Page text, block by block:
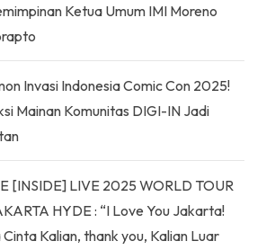
Ketua Umum IMI Moreno
Invasi Indonesia Comic Con 2025!
Mainan Komunitas DIGI-IN Jadi
[INSIDE] LIVE 2025 WORLD TOUR
HYDE : “I Love You Jakarta!
Cinta Kalian, thank you, Kalian Luar